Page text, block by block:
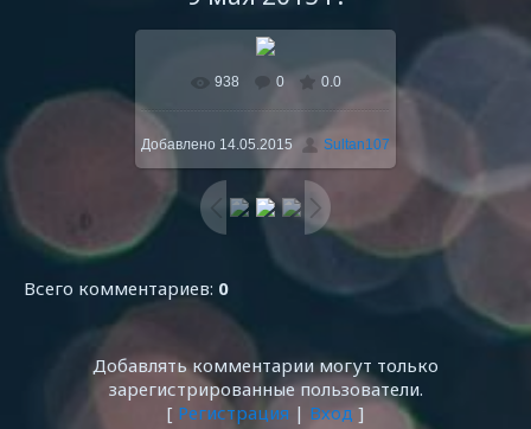
В реальном размере 800x600
/ 190.7Kb
938 0 0.0
Добавлено 14.05.2015 Sultan107
Всего комментариев: 0
Добавлять комментарии могут только
зарегистрированные пользователи.
[ Регистрация | Вход ]